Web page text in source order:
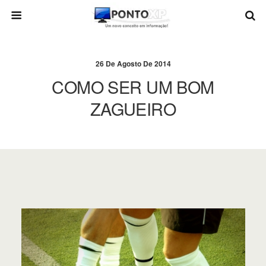
26 De Agosto De 2014
COMO SER UM BOM
ZAGUEIRO